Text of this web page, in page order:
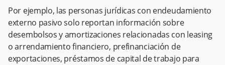
Por ejemplo, las personas jurídicas con endeudamiento
externo pasivo solo reportan información sobre
desembolsos y amortizaciones relacionadas con leasing
o arrendamiento financiero, prefinanciación de
exportaciones, préstamos de capital de trabajo para